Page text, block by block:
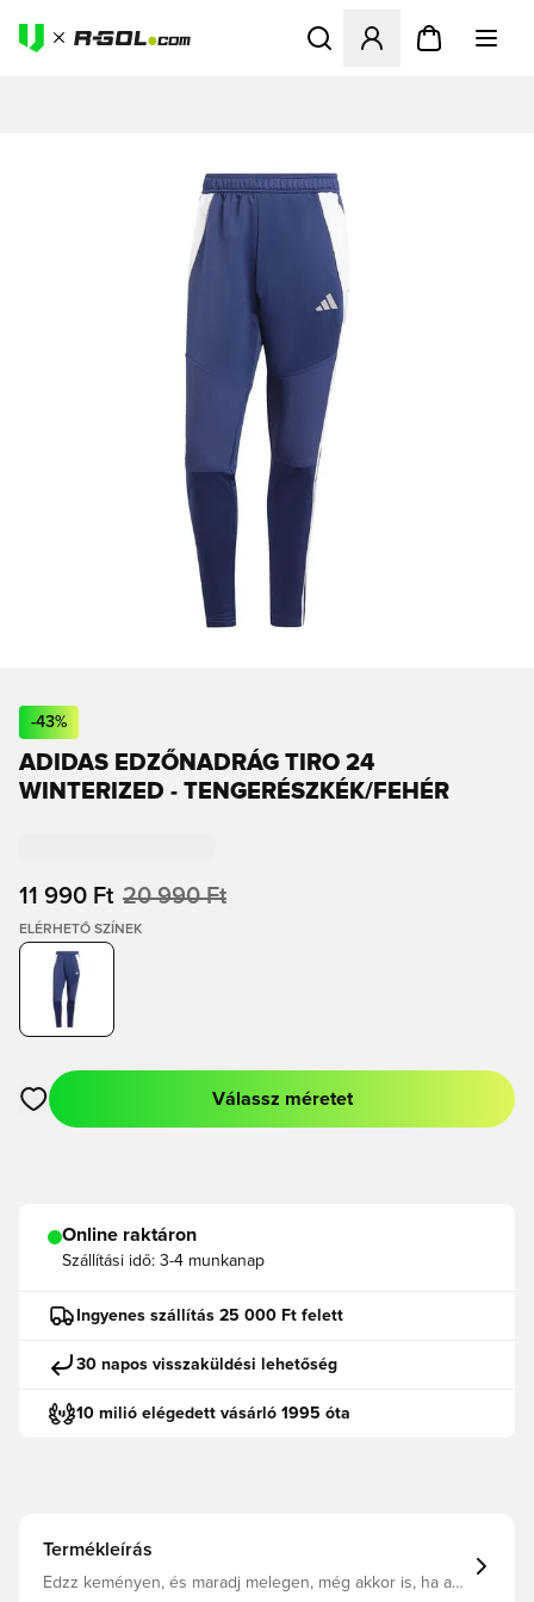
Megnyit egy modált a
-43%
ADIDAS EDZŐNADRÁG TIRO 24
WINTERIZED - TENGERÉSZKÉK/FEHÉR
11 990 Ft 20 990 Ft
ELÉRHETŐ SZÍNEK
Megnyit egy modált a bejelentkezéshez vagy a tagként való
Válassz méretet
Online raktáron
Szállítási idő: 3-4 munkanap
Ingyenes szállítás 25 000 Ft felett
30 napos visszaküldési lehetőség
10 milió elégedett vásárló 1995 óta
Termékleírás
Edzz keményen, és maradj melegen, még akkor is, ha a